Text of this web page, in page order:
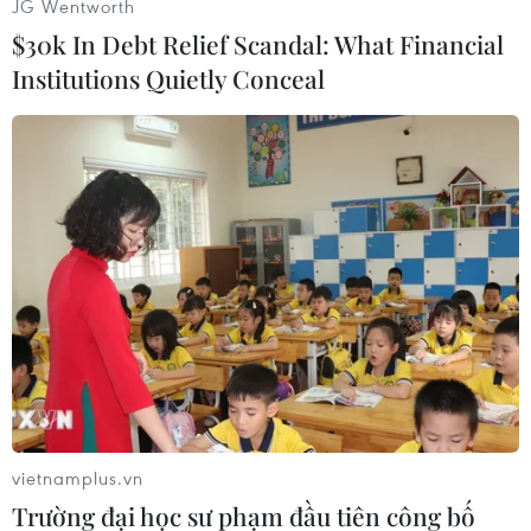
#Ban Tổ chức Trung ương #Bộ Chính trị
JG Wentworth
$30k In Debt Relief Scandal: What Financial
Institutions Quietly Conceal
vietnamplus.vn
Trường đại học sư phạm đầu tiên công bố